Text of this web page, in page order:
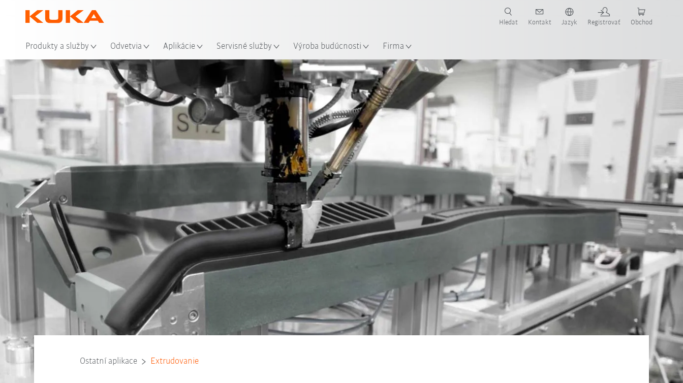
Produkty a služby Odvetvia Aplikácie Servisné služby Výroba budúcnosti Firma
Hledat Kontakt Jazyk Registrovať Obchod
Ostatní aplikace Extrudovanie